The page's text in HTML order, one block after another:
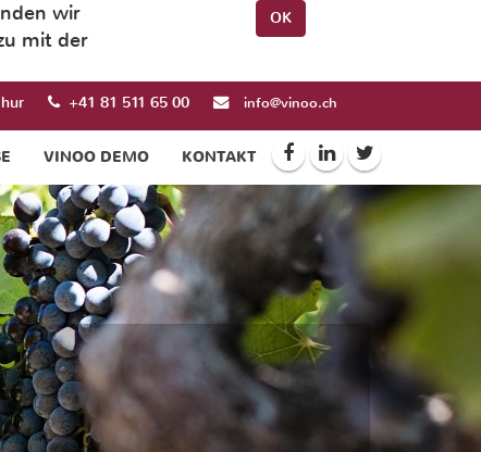
wir
mit der
OK
+41 81 511 65 00 info@vinoo.ch
VINOO DEMO KONTAKT